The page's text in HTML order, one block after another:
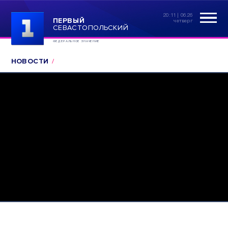
ПЕРВЫЙ
СЕВАСТОПОЛЬСКИЙ
ФЕДЕРАЛЬНОЕ ЗНАЧЕНИЕ
20:11 | 06.26
четверг
НОВОСТИ